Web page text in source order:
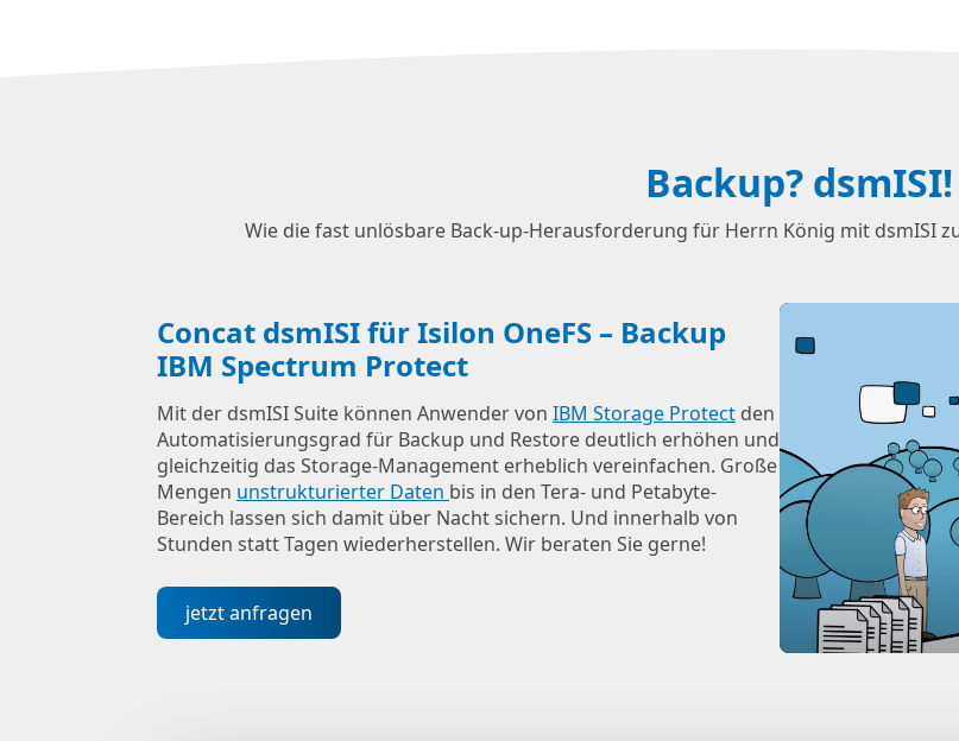
Backup? dsmISI!
Wie die fast unlösbare Back-up-Herausforderung für Herrn König mit dsmISI
Concat dsmISI für Isilon OneFS – Backup
IBM Spectrum Protect
Mit der dsmISI Suite können Anwender von IBM Storage Protect den
Automatisierungsgrad für Backup und Restore deutlich erhöhen und
gleichzeitig das Storage-Management erheblich vereinfachen. Große
Mengen unstrukturierter Daten bis in den Tera- und Petabyte-
Bereich lassen sich damit über Nacht sichern. Und innerhalb von
Stunden statt Tagen wiederherstellen. Wir beraten Sie gerne!
jetzt anfragen